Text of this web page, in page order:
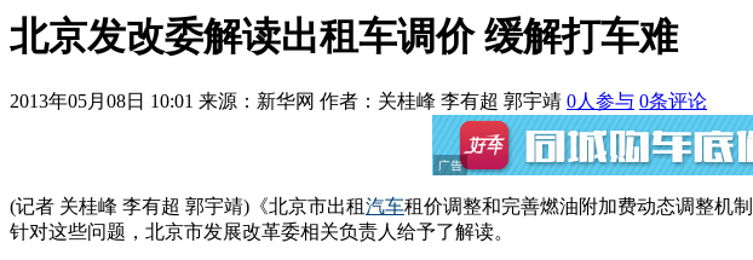
北京发改委解读出租车调价 缓解打车难
2013年05月08日 10:01 来源：新华网 作者： 关桂峰 李有超 郭宇靖 0人参与 0条评论
(记者 关桂峰 李有超 郭宇靖)《北京市出租汽车租价调整和完善燃油附加费动态调整机
针对这些问题，北京市发展改革委相关负责人给予了解读。